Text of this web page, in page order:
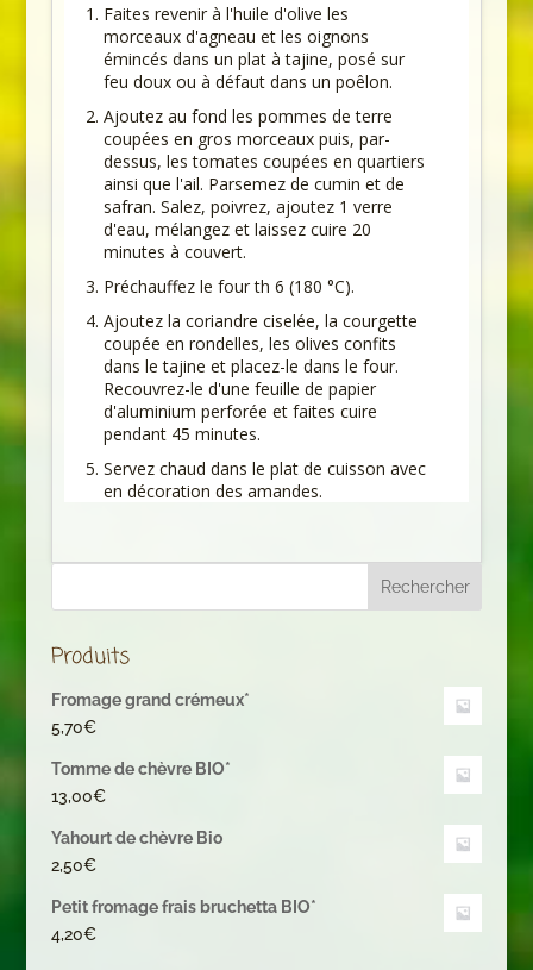
Faites revenir à l'huile d'olive les
morceaux d'agneau et les oignons
émincés dans un plat à tajine, posé sur
feu doux ou à défaut dans un poêlon.
Ajoutez au fond les pommes de terre
coupées en gros morceaux puis, par-
dessus, les tomates coupées en quartiers
ainsi que l'ail. Parsemez de cumin et de
safran. Salez, poivrez, ajoutez 1 verre
d'eau, mélangez et laissez cuire 20
minutes à couvert.
Préchauffez le four th 6 (180 °C).
Ajoutez la coriandre ciselée, la courgette
coupée en rondelles, les olives confits
dans le tajine et placez-le dans le four.
Recouvrez-le d'une feuille de papier
d'aluminium perforée et faites cuire
pendant 45 minutes.
Servez chaud dans le plat de cuisson avec
en décoration des amandes.
Produits
Fromage grand crémeux*
5,70€
Tomme de chèvre BIO*
13,00€
Yahourt de chèvre Bio
2,50€
Petit fromage frais bruchetta BIO*
4,20€